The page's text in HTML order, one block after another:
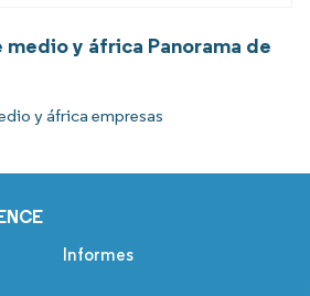
y áfrica Panorama de
y áfrica empresas
Informes